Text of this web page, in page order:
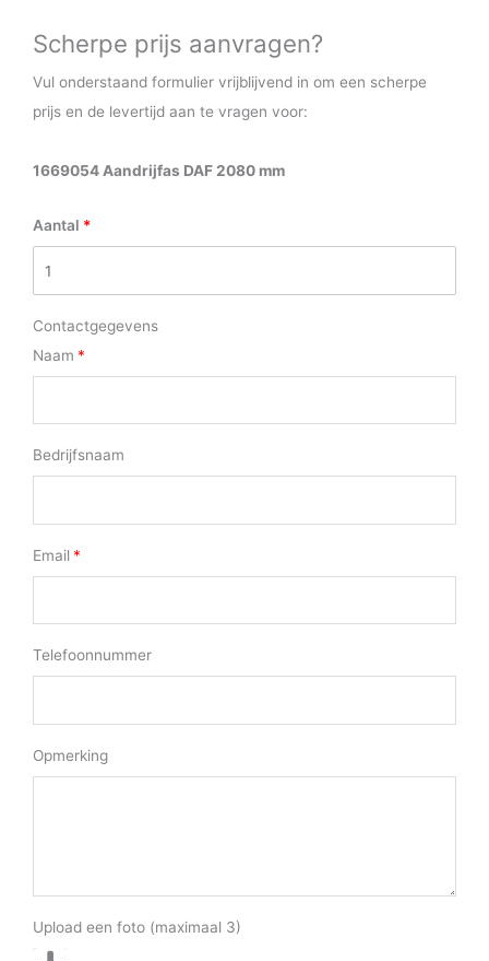
Scherpe prijs aanvragen?
Vul onderstaand formulier vrijblijvend in om een scherpe
prijs en de levertijd aan te vragen voor:
1669054 Aandrijfas DAF 2080 mm
Aantal
Contactgegevens
Naam
Bedrijfsnaam
Email
Telefoonnummer
Opmerking
Upload een foto (maximaal 3)